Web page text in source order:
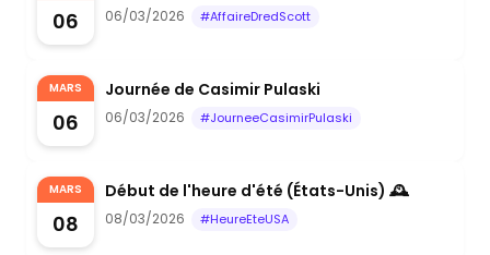
06 06/03/2026 #AffaireDredScott
MARS
06
Journée de Casimir Pulaski
06/03/2026 #JourneeCasimirPulaski
MARS
08
Début de l'heure d'été (États-Unis) 🕰️
08/03/2026 #HeureEteUSA